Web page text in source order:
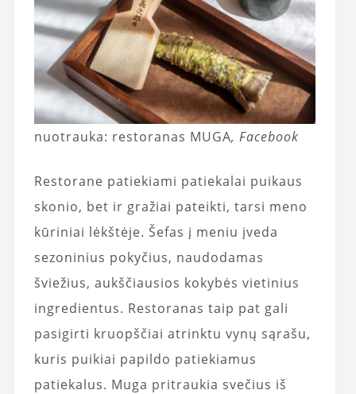
nuotrauka: restoranas MUGA, Facebook
Restorane patiekiami patiekalai puikaus
skonio, bet ir gražiai pateikti, tarsi meno
kūriniai lėkštėje. Šefas į meniu įveda
sezoninius pokyčius, naudodamas
šviežius, aukščiausios kokybės vietinius
ingredientus. Restoranas taip pat gali
pasigirti kruopščiai atrinktu vynų sąrašu,
kuris puikiai papildo patiekiamus
patiekalus. Muga pritraukia svečius iš